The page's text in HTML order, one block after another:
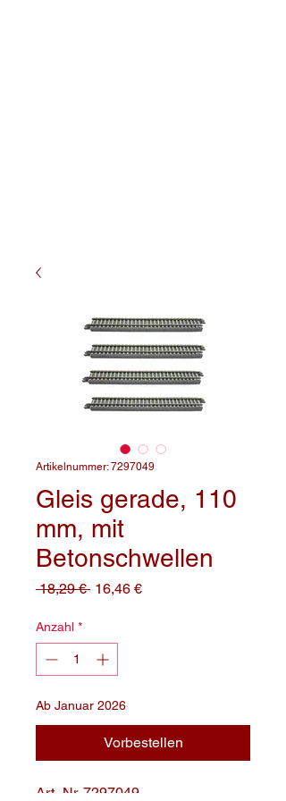
Artikelnummer: 7297049
Gleis gerade, 110
mm, mit
Betonschwellen
18,29 € Standardpreis
16,46 €Sale-
Anzahl *
Ab Januar 2026
Vorbestellen
Art.-Nr. 7297049